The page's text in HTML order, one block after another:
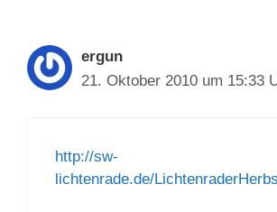
ergun
21. Oktober 2010 um 15:33
http://sw-
lichtenrade.de/